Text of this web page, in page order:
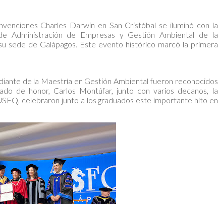
Charles Darwin en San Cristóbal se iluminó con la
Administración de Empresas y Gestión Ambiental de la
sede de Galápagos. Este evento histórico marcó la primera
de la Maestría en Gestión Ambiental fueron reconocidos
de honor, Carlos Montúfar, junto con varios decanos, la
celebraron junto a los graduados este importante hito en